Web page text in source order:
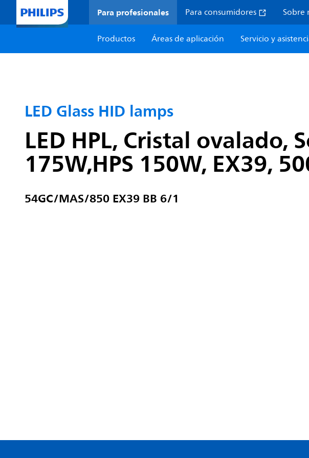
Para profesionales Para consumidores Sobre
Productos
Áreas de aplicación Servicio y
LED Glass HID lamps
LED HPL, Cristal ovalado,
175W,HPS 150W, EX39,
54GC/MAS/850 EX39 BB 6/1